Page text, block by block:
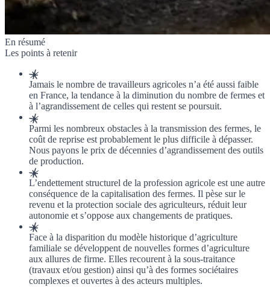
En résumé
Les points à retenir
Jamais le nombre de travailleurs agricoles n’a été aussi faible
en France, la tendance à la diminution du nombre de fermes et
à l’agrandissement de celles qui restent se poursuit.
Parmi les nombreux obstacles à la transmission des fermes, le
coût de reprise est probablement le plus difficile à dépasser.
Nous payons le prix de décennies d’agrandissement des outils
de production.
L’endettement structurel de la profession agricole est une autre
conséquence de la capitalisation des fermes. Il pèse sur le
revenu et la protection sociale des agriculteurs, réduit leur
autonomie et s’oppose aux changements de pratiques.
Face à la disparition du modèle historique d’agriculture
familiale se développent de nouvelles formes d’agriculture
aux allures de firme. Elles recourent à la sous-traitance
(travaux et/ou gestion) ainsi qu’à des formes sociétaires
complexes et ouvertes à des acteurs multiples.